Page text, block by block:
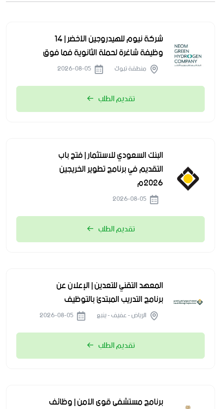
شركة نيوم للهيدروجين الأخضر | 14
وظيفة شاغرة لحملة الثانوية فما فوق
منطقة تبوك
تقديم الطلب
البنك السعودي للاستثمار | فتح باب
التقديم في برنامج تطوير الخريجين
2026م
تقديم الطلب
المعهد التقني للتعدين | الإعلان عن
برنامج التدريب المبتدئ بالتوظيف
الرياض - عفيف - ينبع
تقديم الطلب
برنامج مستشفى قوى الأمن | وظائف